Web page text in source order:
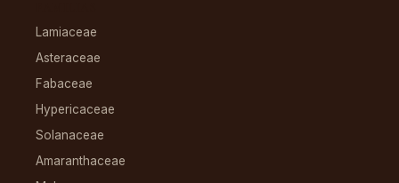
Lamiaceae
Asteraceae
Fabaceae
Hypericaceae
Solanaceae
Amaranthaceae